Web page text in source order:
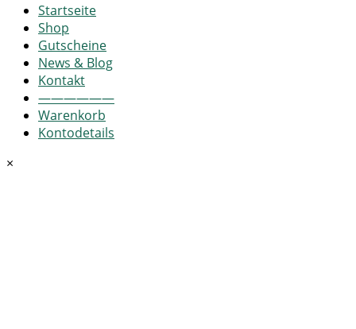
Startseite
Shop
Gutscheine
News & Blog
Kontakt
——————
Warenkorb
Kontodetails
×